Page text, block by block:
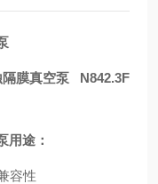
隔膜真空泵 N842.3F
用途：
容性